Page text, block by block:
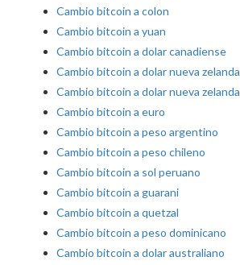
Cambio bitcoin a colon
Cambio bitcoin a yuan
Cambio bitcoin a dolar canadiense
Cambio bitcoin a dolar nueva zelanda
Cambio bitcoin a dolar nueva zelanda
Cambio bitcoin a euro
Cambio bitcoin a peso argentino
Cambio bitcoin a peso chileno
Cambio bitcoin a sol peruano
Cambio bitcoin a guarani
Cambio bitcoin a quetzal
Cambio bitcoin a peso dominicano
Cambio bitcoin a dolar australiano